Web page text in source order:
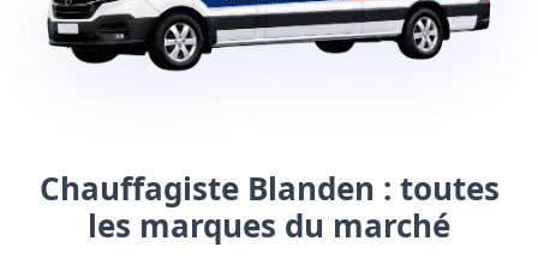
Chauffagiste Blanden : toutes
les marques du marché